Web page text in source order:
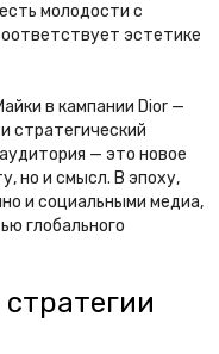
молодости с
эстетике
в кампании Dior —
стратегический
— это новое
но и смысл. В эпоху,
и социальными медиа,
глобального